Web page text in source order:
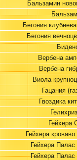
Бальзамин
Бегония
Бегония
Вербена
Вербена
Виола
Гацания
Гвоздика
Гейхера
Гейхера
Гейхера
Гейхера